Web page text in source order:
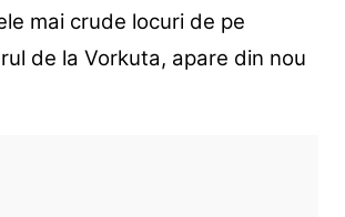
mai crude locuri de pe
de la Vorkuta, apare din nou